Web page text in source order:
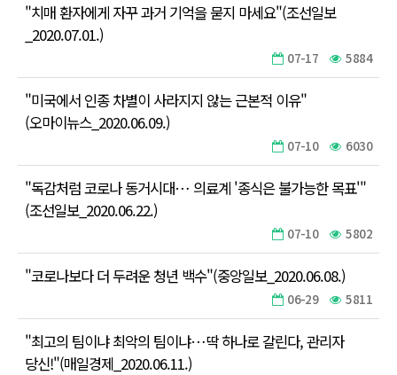
"치매 환자에게 자꾸 과거 기억을 묻지 마세요"(조선일보
_2020.07.01.)
07-17 5884
"미국에서 인종 차별이 사라지지 않는 근본적 이유"
(오마이뉴스_2020.06.09.)
07-10 6030
"독감처럼 코로나 동거시대… 의료계 '종식은 불가능한 목표'"
(조선일보_2020.06.22.)
07-10 5802
"코로나보다 더 두려운 청년 백수"(중앙일보_2020.06.08.)
06-29 5811
"최고의 팀이냐 최악의 팀이냐…딱 하나로 갈린다, 관리자
당신!"(매일경제_2020.06.11.)